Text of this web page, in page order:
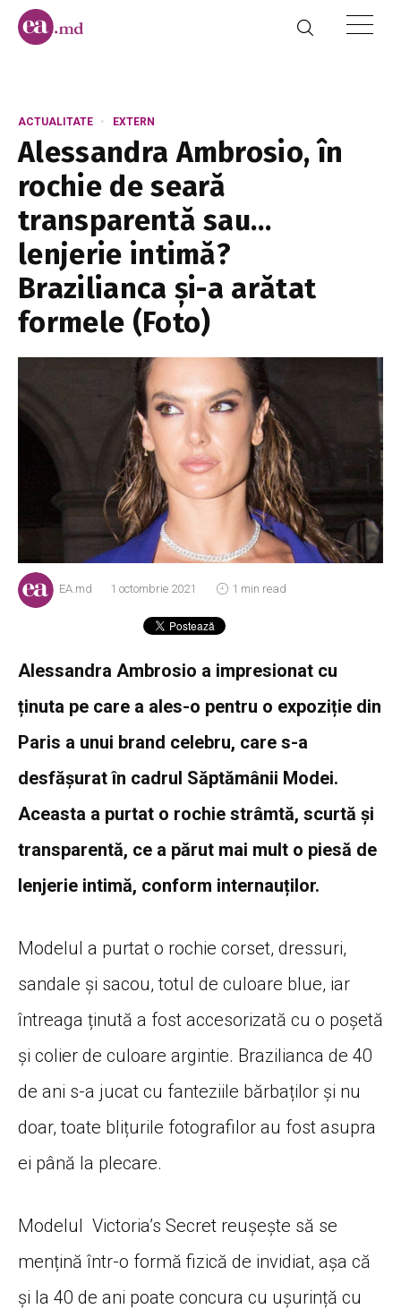
ACTUALITATE EXTERN
Alessandra Ambrosio, în
rochie de seară
transparentă sau…
lenjerie intimă?
Brazilianca și-a arătat
formele (Foto)
EA.md 1 octombrie 2021 1 min read
Alessandra Ambrosio a impresionat cu
ținuta pe care a ales-o pentru o expoziție din
Paris a unui brand celebru, care s-a
desfășurat în cadrul Săptămânii Modei.
Aceasta a purtat o rochie strâmtă, scurtă și
transparentă, ce a părut mai mult o piesă de
lenjerie intimă, conform internauților.
Modelul a purtat o rochie corset, dressuri,
sandale și sacou, totul de culoare blue, iar
întreaga ținută a fost accesorizată cu o poșetă
și colier de culoare argintie. Brazilianca de 40
de ani s-a jucat cu fanteziile bărbaților și nu
doar, toate blițurile fotografilor au fost asupra
ei până la plecare.
Modelul Victoria’s Secret reușește să se
mențină într-o formă fizică de invidiat, așa că
și la 40 de ani poate concura cu ușurință cu